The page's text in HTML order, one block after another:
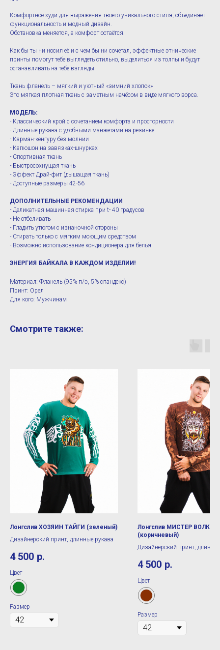
Комфортное худи для выражения твоего уникального стиля, объединяет
функциональность и модный дизайн.
Обстановка меняется, а комфорт остаётся.
Как бы ты ни носил её и с чем бы ни сочетал, эффектные этнические
принты помогут тебе выглядеть стильно, выделиться из толпы и будут
останавливать на тебе взгляды.
Ткань фланель – мягкий и уютный «зимний хлопок»
Это мягкая плотная ткань с заметным начёсом в виде мягкого ворса.
МОДЕЛЬ:
- Классический крой с сочетанием комфорта и просторности
- Длинные рукава с удобными манжетами на резинке
- Карман-кенгуру без молнии
- Капюшон на завязках-шнурках
- Спортивная ткань
- Быстросохнущая ткань
- Эффект Драй-фит (дышащая ткань)
- Доступные размеры 42-56
ДОПОЛНИТЕЛЬНЫЕ РЕКОМЕНДАЦИИ
- Деликатная машинная стирка при t- 40 градусов
- Не отбеливать
- Гладить утюгом с изнаночной стороны
- Стирать только с мягким моющим средством
- Возможно использование кондиционера для белья
ЭНЕРГИЯ БАЙКАЛА В КАЖДОМ ИЗДЕЛИИ!
Материал: Фланель (95% п/э, 5% спандекс)
Принт: Орел
Для кого: Мужчинам
Смотрите также:
Лонгслив ХОЗЯИН ТАЙГИ (зеленый)
Дизайнерский принт, длинные рукава
4 500 р.
Цвет
Размер
Лонгслив МИСТЕР ВОЛК
(коричневый)
Дизайнерский принт,
4 500 р.
Цвет
Размер